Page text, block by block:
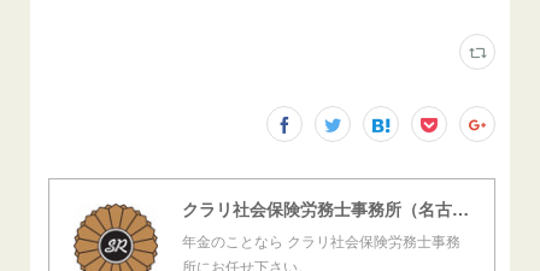
クラリ社会保険労務士事務所（名古屋西障害年金センター）
年金のことなら クラリ社会保険労務士事務
所にお任せ下さい。